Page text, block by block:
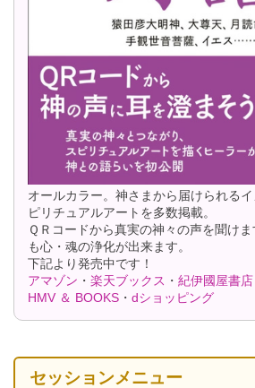
オールカラー。神さまから届けられる
ピリチュアルアートを多数掲載。
ＱＲコードから真実の神々の声を聞け
も心・魂の浄化が出来ます。
下記より発売中です！
アマゾン ・ 楽天ブックス ・ 紀伊國屋書店
HMV ＆ BOOKS ・ dショッピング
セッションメニュー